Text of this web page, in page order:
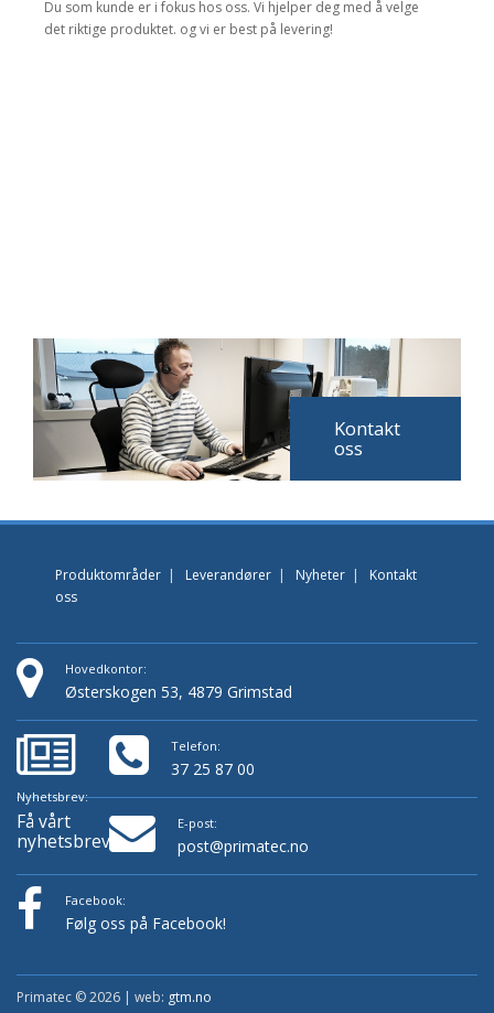
Du som kunde er i fokus hos oss. Vi hjelper deg med å velge
det riktige produktet. og vi er best på levering!
Kontakt
oss
Produktområder | Leverandører | Nyheter | Kontakt
oss
Hovedkontor:
Østerskogen 53, 4879 Grimstad
Nyhetsbrev:
Få vårt
nyhetsbrev!
Telefon:
37 25 87 00
E-post:
post@primatec.no
Facebook:
Følg oss på Facebook!
Primatec © 2026 | web: gtm.no